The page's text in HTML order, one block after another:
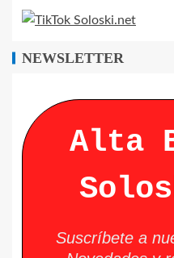
NEWSLETTER
Alta
Suscríbete a